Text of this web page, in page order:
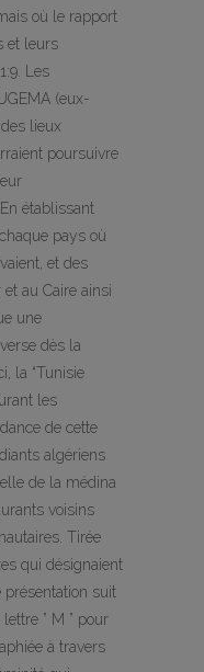
où le rapport
et leurs
Les
(eux-
lieux
poursuivre
établissant
pays où
et des
au Caire ainsi
une
dès la
la “Tunisie
les
de cette
algériens
de la médina
voisins
Tirée
qui désignaient
présentation suit
” M ” pour
à travers